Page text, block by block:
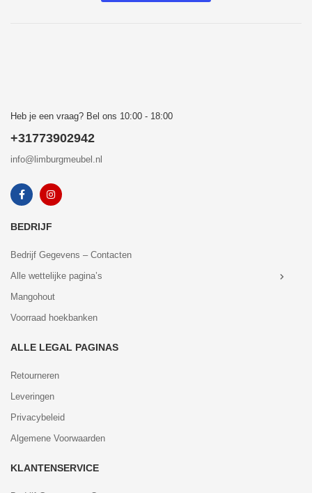
Heb je een vraag? Bel ons 10:00 - 18:00
+31773902942
info@limburgmeubel.nl
BEDRIJF
Bedrijf Gegevens – Contacten
Alle wettelijke pagina’s
Mangohout
Voorraad hoekbanken
ALLE LEGAL PAGINAS
Retourneren
Leveringen
Privacybeleid
Algemene Voorwaarden
KLANTENSERVICE